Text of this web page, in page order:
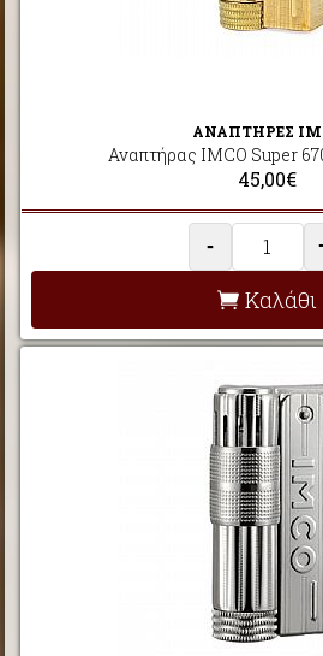
ΑΝΑΠΤΗΡΕΣ
Αναπτήρας IMCO Super
45,00€
-
Καλάθι